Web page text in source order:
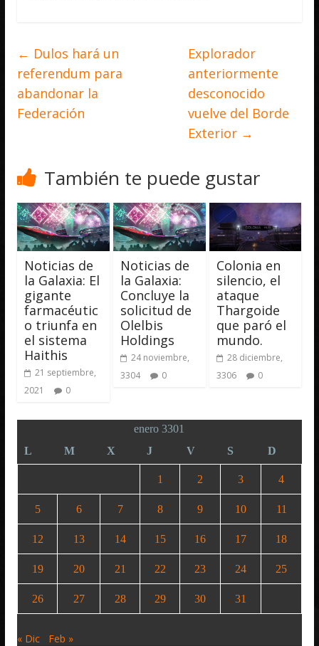
← Dulos hará un
referendum para
abandonar la
Federación
Explorador
anteriormente
desconocido
vuelve del Borde
Exterior →
También te puede gustar
Noticias de
la Galaxia: El
gigante
farmacéutic
o triunfa en
el sistema
Haithis
21 septiembre,
2021
0
Noticias de
la Galaxia:
Concluye la
solicitud de
Olelbis
Holdings
24 noviembre,
3304
0
Colonia en
silencio, el
ataque
Thargoide
que paró el
mundo.
28 diciembre,
3306
0
enero 3301
L
M X J V S D
1 2 3 4
5 6 7 8 9 10 11
12 13 14 15 16 17 18
19 20 21 22 23 24 25
26 27 28 29 30 31
« Dic Feb »